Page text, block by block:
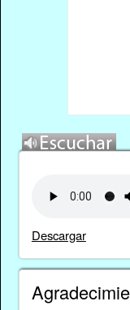
Descargar